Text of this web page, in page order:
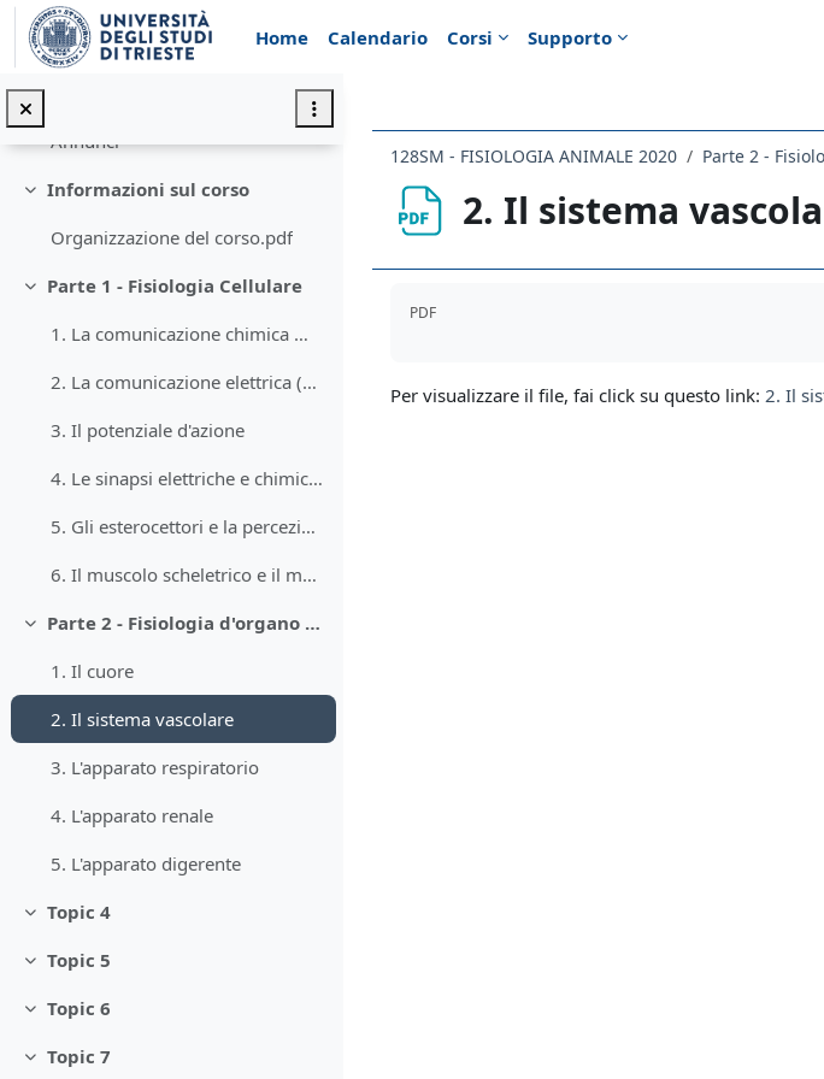
Vai al contenuto principale
Home
Calendario Corsi Supporto
Minimizza
Introduzione
Annunci
Minimizza
Informazioni sul corso
Organizzazione del corso.pdf
Minimizza
Parte 1 - Fisiologia Cellulare
1. La comunicazione chimica mediata da recettori
2. La comunicazione elettrica (canali ionici e potenziali)
3. Il potenziale d'azione
4. Le sinapsi elettriche e chimiche
5. Gli esterocettori e la percezione
6. Il muscolo scheletrico e il movimento volontario
Minimizza
Parte 2 - Fisiologia d'organo e dei sistemi
1. Il cuore
2. Il sistema vascolare
3. L'apparato respiratorio
4. L'apparato renale
5. L'apparato digerente
Minimizza
Topic 4
Minimizza
Topic 5
Minimizza
Topic 6
Minimizza
Topic 7
128SM - FISIOLOGIA ANIMALE 2020 Parte 2 -
2. Il sistema
PDF
Per visualizzare il file, fai click su questo link: 2. Il